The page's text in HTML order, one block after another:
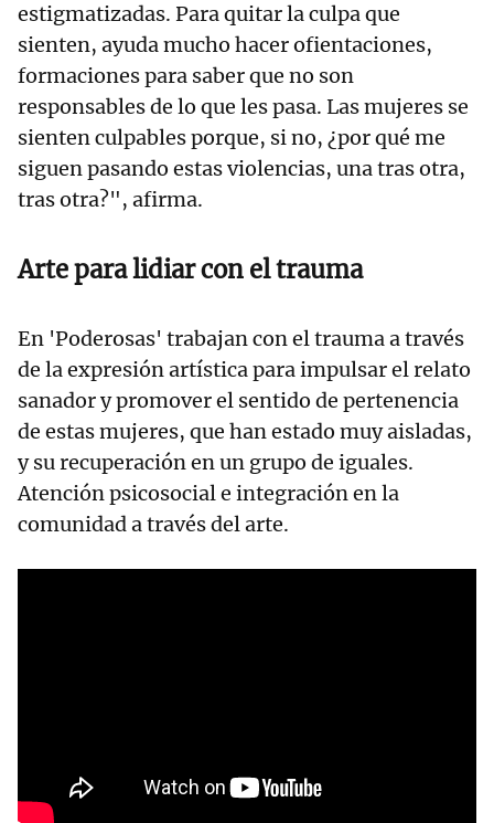
estigmatizadas. Para quitar la culpa que
sienten, ayuda mucho hacer ofientaciones,
formaciones para saber que no son
responsables de lo que les pasa. Las mujeres se
sienten culpables porque, si no, ¿por qué me
siguen pasando estas violencias, una tras otra,
tras otra?", afirma.
Arte para lidiar con el trauma
En 'Poderosas' trabajan con el trauma a través
de la expresión artística para impulsar el relato
sanador y promover el sentido de pertenencia
de estas mujeres, que han estado muy aisladas,
y su recuperación en un grupo de iguales.
Atención psicosocial e integración en la
comunidad a través del arte.